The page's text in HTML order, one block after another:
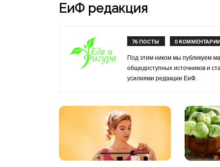
ЕиФ редакция
76 ПОСТЫ 0
Под этим ником мы публикуем
общедоступных источников и
усилиями редакции ЕиФ.